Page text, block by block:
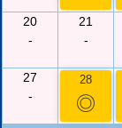
20
-
21
-
27
-
28
◎